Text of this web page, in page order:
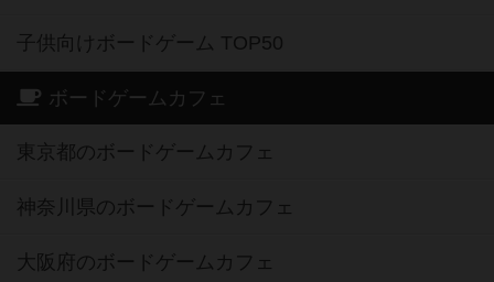
子供向けボードゲーム TOP50
ボードゲームカフェ
東京都のボードゲームカフェ
神奈川県のボードゲームカフェ
大阪府のボードゲームカフェ